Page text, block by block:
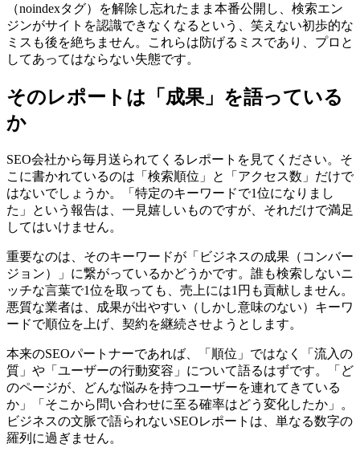
（noindexタグ）を解除し忘れたまま本番公開し、検索エン
ジンがサイトを認識できなくなるという、笑えない初歩的な
ミスも後を絶ちません。これらは防げるミスであり、プロと
してあってはならない失態です。
そのレポートは「成果」を語っている
か
SEO会社から毎月送られてくるレポートを見てください。そ
こに書かれているのは「検索順位」と「アクセス数」だけで
はないでしょうか。「特定のキーワードで1位になりまし
た」という報告は、一見嬉しいものですが、それだけで満足
してはいけません。
重要なのは、そのキーワードが「ビジネスの成果（コンバー
ジョン）」に繋がっているかどうかです。誰も検索しないニ
ッチな言葉で1位を取っても、売上には1円も貢献しません。
悪質な業者は、成果が出やすい（しかし意味のない）キーワ
ードで順位を上げ、契約を継続させようとします。
本来のSEOパートナーであれば、「順位」ではなく「流入の
質」や「ユーザーの行動変容」について語るはずです。「ど
のページが、どんな悩みを持つユーザーを連れてきている
か」「そこから問い合わせに至る確率はどう変化したか」。
ビジネスの文脈で語られないSEOレポートは、単なる数字の
羅列に過ぎません。